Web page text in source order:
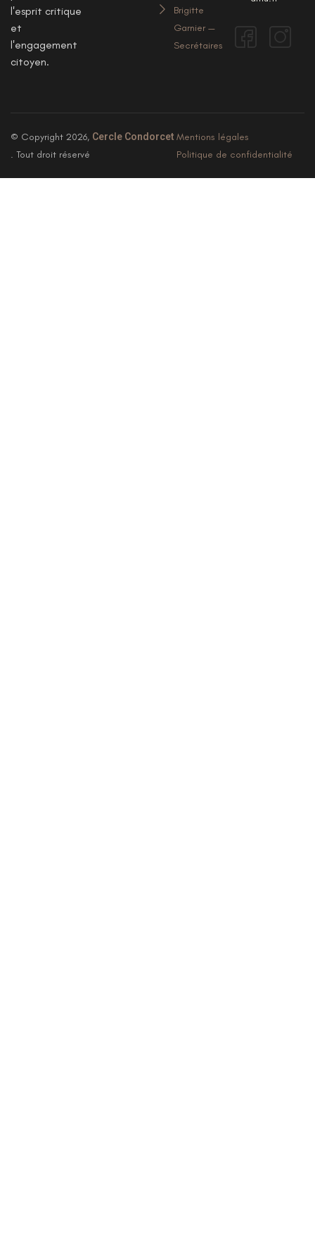
l'esprit critique
et
l'engagement
citoyen.
Brigitte
Garnier —
Secrétaires
© Copyright 2026, Cercle Condorcet
. Tout droit réservé
Mentions légales
Politique de confidentialité